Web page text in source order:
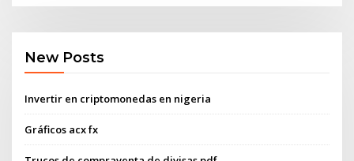
New Posts
Invertir en criptomonedas en nigeria
Gráficos acx fx